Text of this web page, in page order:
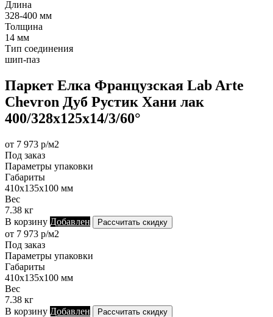
Длина
328-400 мм
Толщина
14 мм
Тип соединения
шип-паз
Паркет Елка Французская Lab Arte
Chevron Дуб Рустик Хани лак
400/328х125х14/3/60°
от 7 973 р/м2
Под заказ
Параметры упаковки
Габариты
410х135х100 мм
Вес
7.38 кг
В корзину Добавлен Рассчитать скидку
от 7 973 р/м2
Под заказ
Параметры упаковки
Габариты
410х135х100 мм
Вес
7.38 кг
В корзину Добавлен Рассчитать скидку